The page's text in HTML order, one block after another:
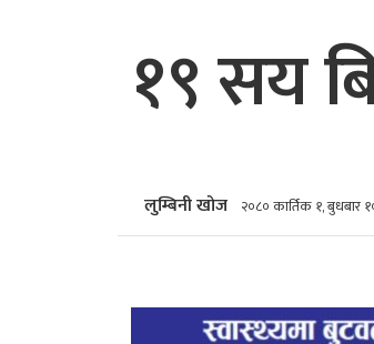
१९ सय
लुम्बिनी खोज २०८० कार्तिक १, बुधबार